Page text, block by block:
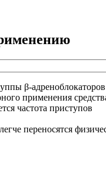
β-
применения
частота приступов
переносятся